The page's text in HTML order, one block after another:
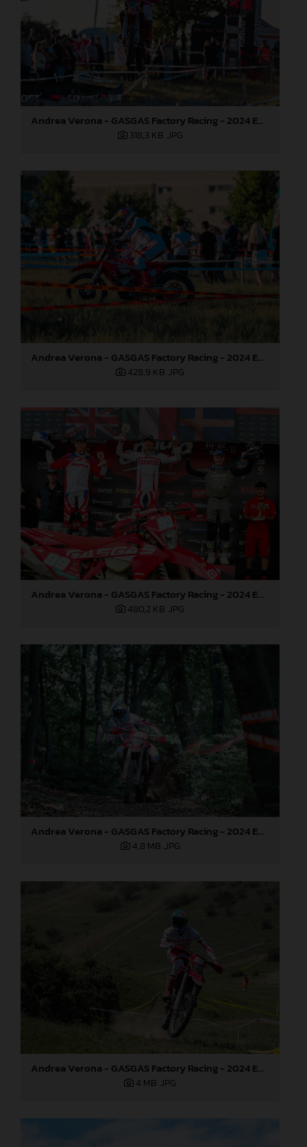
Andrea Verona - GASGAS Factory Racing - 2024 EnduroGP World Championship - Round 3, Romania
318,3 KB .JPG
Andrea Verona - GASGAS Factory Racing - 2024 EnduroGP World Championship - Round 3, Romania
428,9 KB .JPG
Andrea Verona - GASGAS Factory Racing - 2024 EnduroGP World Championship - Round 3, Romania
480,2 KB .JPG
Andrea Verona - GASGAS Factory Racing - 2024 EnduroGP World Championship - Round 3, Romania
4,8 MB .JPG
Andrea Verona - GASGAS Factory Racing - 2024 EnduroGP World Championship - Round 3, Romania
4 MB .JPG